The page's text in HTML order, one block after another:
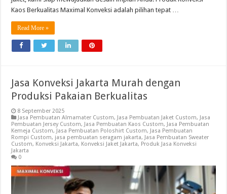
Kaos Berkualitas Maximal Konveksi adalah pilihan tepat …
Read More »
Jasa Konveksi Jakarta Murah dengan
Produksi Pakaian Berkualitas
8 September 2025
Jasa Pembuatan Almamater Custom, Jasa Pembuatan Jaket Custom,
Jasa
Pembuatan Jersey Custom, Jasa Pembuatan Kaos Custom,
Jasa Pembuatan
Kemeja Custom, Jasa Pembuatan Poloshirt Custom,
Jasa Pembuatan
Rompi Custom, jasa pembuatan seragam jakarta,
Jasa Pembuatan Sweater
Custom, Konveksi Jakarta, Konveksi Jaket Jakarta, Produk Jasa Konveksi
Jakarta
0